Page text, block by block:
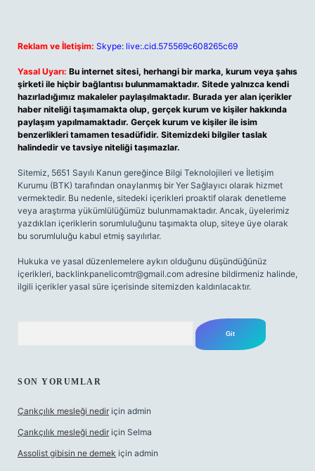
Reklam ve İletişim: Skype: live:.cid.575569c608265c69
Yasal Uyarı: Bu internet sitesi, herhangi bir marka, kurum veya şahıs
şirketi ile hiçbir bağlantısı bulunmamaktadır. Sitede yalnızca kendi
hazırladığımız makaleler paylaşılmaktadır. Burada yer alan içerikler
haber niteliği taşımamakta olup, gerçek kurum ve kişiler hakkında
paylaşım yapılmamaktadır. Gerçek kurum ve kişiler ile isim
benzerlikleri tamamen tesadüfidir. Sitemizdeki bilgiler taslak
halindedir ve tavsiye niteliği taşımazlar.
Sitemiz, 5651 Sayılı Kanun gereğince Bilgi Teknolojileri ve İletişim
Kurumu (BTK) tarafından onaylanmış bir Yer Sağlayıcı olarak hizmet
vermektedir. Bu nedenle, sitedeki içerikleri proaktif olarak denetleme
veya araştırma yükümlülüğümüz bulunmamaktadır. Ancak, üyelerimiz
yazdıkları içeriklerin sorumluluğunu taşımakta olup, siteye üye olarak
bu sorumluluğu kabul etmiş sayılırlar.
Hukuka ve yasal düzenlemelere aykırı olduğunu düşündüğünüz
içerikleri, backlinkpanelicomtr@gmail.com adresine bildirmeniz halinde,
ilgili içerikler yasal süre içerisinde sitemizden kaldırılacaktır.
SON YORUMLAR
Çarıkçılık mesleği nedir için admin
Çarıkçılık mesleği nedir için Selma
Assolist gibisin ne demek için admin